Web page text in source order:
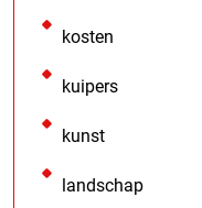
kosten
kuipers
kunst
landschap